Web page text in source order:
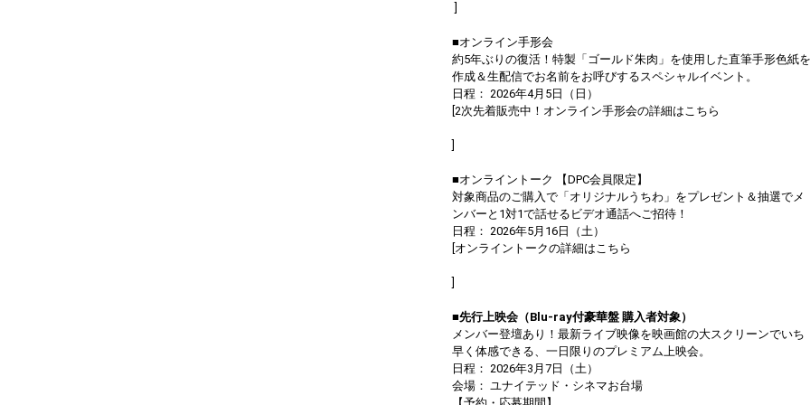
■オンライン手形会
約5年ぶりの復活！特製「ゴールド朱肉」を使用した直筆手形色紙を
作成＆生配信でお名前をお呼びするスペシャルイベント。
日程： 2026年4月5日（日）
[2次先着販売中！オンライン手形会の詳細はこちら
■オンライントーク 【DPC会員限定】
対象商品のご購入で「オリジナルうちわ」をプレゼント＆抽選でメ
ンバーと1対1で話せるビデオ通話へご招待！
日程： 2026年5月16日（土）
[オンライントークの詳細はこちら
■先行上映会（Blu-ray付豪華盤 購入者対象）
メンバー登壇あり！最新ライブ映像を映画館の大スクリーンでいち
早く体感できる、一日限りのプレミアム上映会。
日程： 2026年3月7日（土）
会場： ユナイテッド・シネマお台場